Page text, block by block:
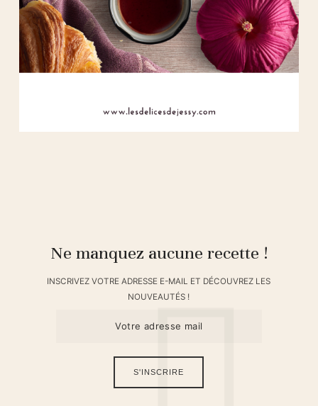
Ne manquez aucune recette !
INSCRIVEZ VOTRE ADRESSE E-MAIL ET DÉCOUVREZ LES
NOUVEAUTÉS !